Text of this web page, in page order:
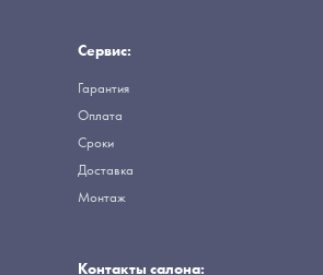
Сервис:
Гарантия
Оплата
Сроки
Доставка
Монтаж
Контакты салона: